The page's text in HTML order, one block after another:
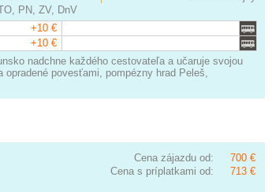
PN, ZV, DnV
+10 €
+10 €
nadchne každého cestovateľa a učaruje svojou
povesťami, pompézny hrad Peleš,
Cena zájazdu od:
700 €
Cena s príplatkami od:
713 €